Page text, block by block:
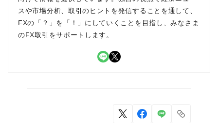
スや市場分析、取引のヒントを発信することを通して、
FXの「？」を「！」にしていくことを目指し、みなさま
のFX取引をサポートします。
LINE